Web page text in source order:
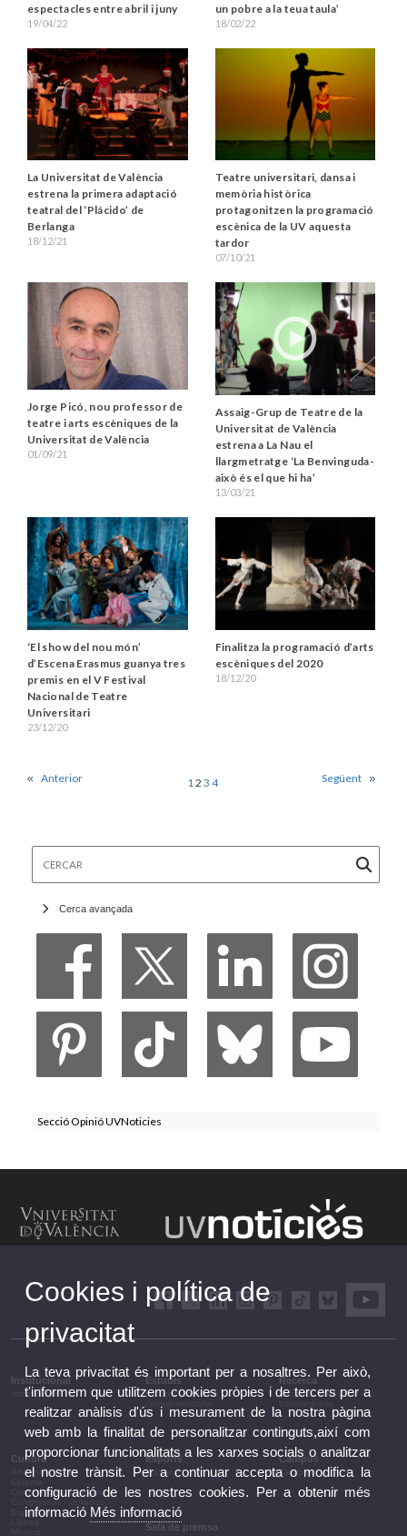
espectacles entre abril i juny
19/04/22
un pobre a la teua taula’
18/02/22
La Universitat de València
estrena la primera adaptació
teatral del ‘Plácido’ de
Berlanga
18/12/21
Teatre universitari, dansa i
memòria històrica
protagonitzen la programació
escènica de la UV aquesta
tardor
07/10/21
Jorge Picó, nou professor de
teatre i arts escèniques de la
Universitat de València
01/09/21
Assaig-Grup de Teatre de la
Universitat de València
estrena a La Nau el
llargmetratge ‘La Benvinguda-
això és el que hi ha’
13/03/21
‘El show del nou món’
d’Escena Erasmus guanya tres
premis en el V Festival
Nacional de Teatre
Universitari
23/12/20
Finalitza la programació d’arts
escèniques del 2020
18/12/20
Anterior 1 2 3 4 Següent
Cerca avançada
Secció Opinió UVNoticies
Institucional
Institucional
Estudis
Estudis i formació
Recerca
Recerca, innovació i
Cultura
Arts escèniques
Conferències i debats
Congressos i jornades
Exposicions
Esports
Esports
Campus
Campus
Sala de premsa
Cookies i política de
privacitat
La teva privacitat és important per a nosaltres. Per això,
t'informem que utilitzem cookies pròpies i de tercers per a
realitzar anàlisis d'ús i mesurament de la nostra pàgina
web amb la finalitat de personalitzar continguts,així com
proporcionar funcionalitats a les xarxes socials o analitzar
el nostre trànsit. Per a continuar accepta o modifica la
configuració de les nostres cookies. Per a obtenir més
informació Més informació